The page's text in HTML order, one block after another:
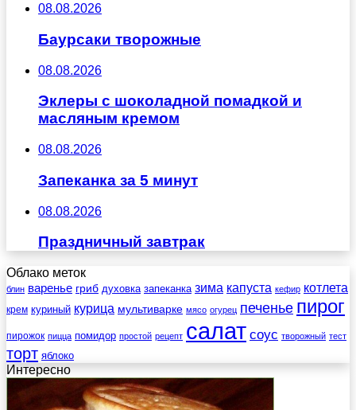
08.08.2026
Баурсаки творожные
08.08.2026
Эклеры с шоколадной помадкой и
масляным кремом
08.08.2026
Запеканка за 5 минут
08.08.2026
Праздничный завтрак
Облако меток
блин варенье гриб духовка запеканка зима капуста кефир котлета
крем куриный курица мультиварке мясо огурец печенье пирог
пирожок пицца помидор простой рецепт салат соус творожный тест
торт яблоко
Интересно